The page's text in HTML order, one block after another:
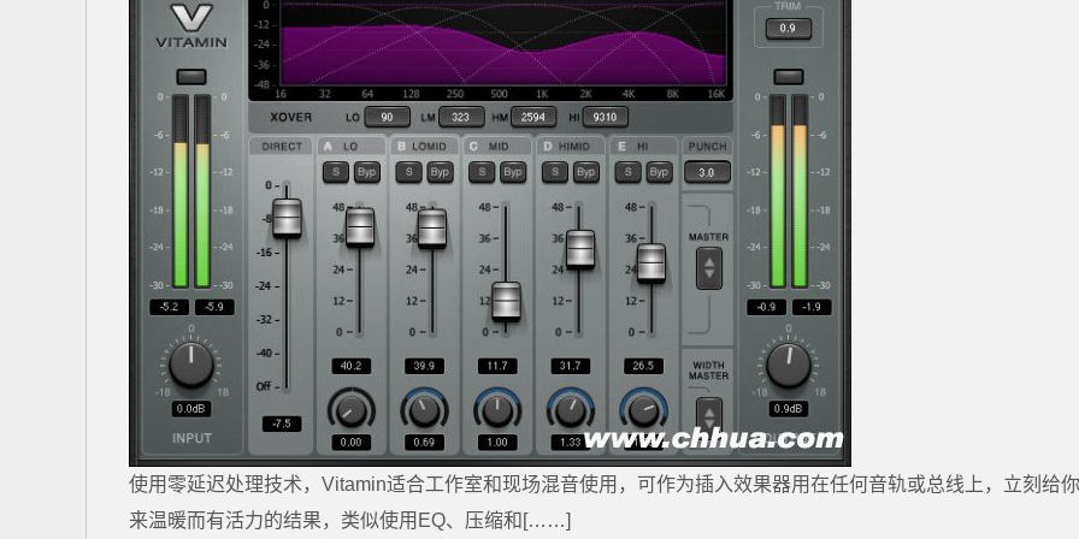
使用零延迟处理技术，Vitamin适合工作室和现场混音使用，可作为插入效果器用在任何音轨或总线上，立刻给
来温暖而有活力的结果，类似使用EQ、压缩和[……]